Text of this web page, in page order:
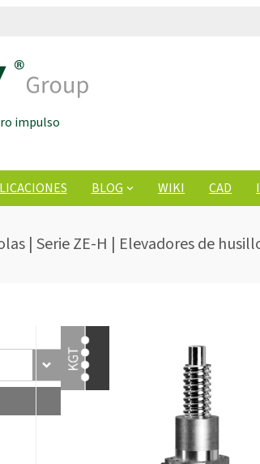
impulso
BLOG WIKI CAD
| Serie ZE-H | Elevadores de